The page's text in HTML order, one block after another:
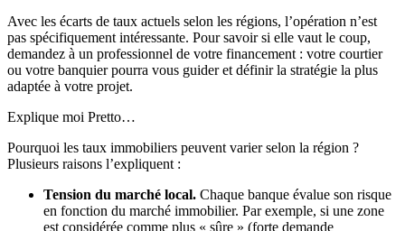
Avec les écarts de taux actuels selon les régions, l’opération n’est
pas spécifiquement intéressante. Pour savoir si elle vaut le coup,
demandez à un professionnel de votre financement : votre courtier
ou votre banquier pourra vous guider et définir la stratégie la plus
adaptée à votre projet.
Explique moi Pretto…
Pourquoi les taux immobiliers peuvent varier selon la région ?
Plusieurs raisons l’expliquent :
Tension du marché local. Chaque banque évalue son risque
en fonction du marché immobilier. Par exemple, si une zone
est considérée comme plus « sûre » (forte demande